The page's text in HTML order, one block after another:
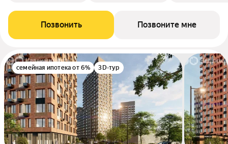
Позвонить Позвоните мне
семейная ипотека от 6% 3D-тур